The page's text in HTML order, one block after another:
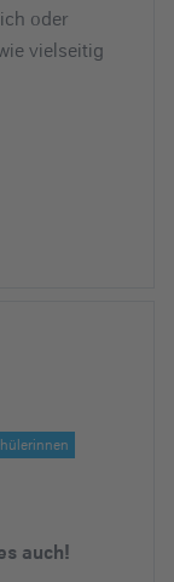
oder
vielseitig
auch!